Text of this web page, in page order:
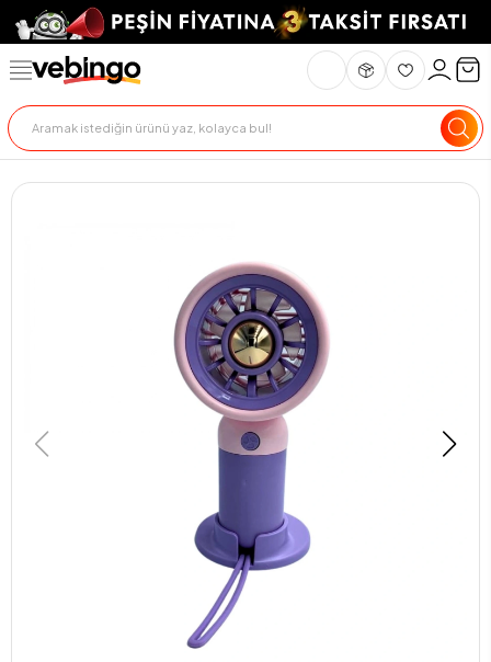
Genel Bakış Ürün Açıklaması Teknik Özellikler Teslimat Ve İade